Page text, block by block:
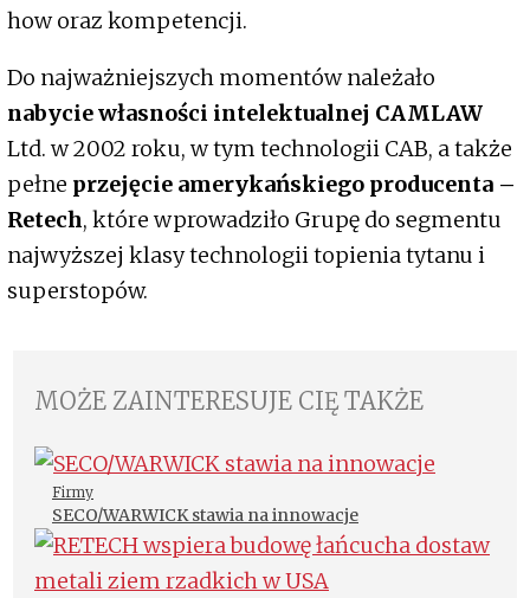
how oraz kompetencji.
Do najważniejszych momentów należało
nabycie własności intelektualnej CAMLAW
Ltd. w 2002 roku, w tym technologii CAB, a także
pełne przejęcie amerykańskiego producenta –
Retech, które wprowadziło Grupę do segmentu
najwyższej klasy technologii topienia tytanu i
superstopów.
MOŻE ZAINTERESUJE CIĘ TAKŻE
Firmy
SECO/WARWICK stawia na innowacje